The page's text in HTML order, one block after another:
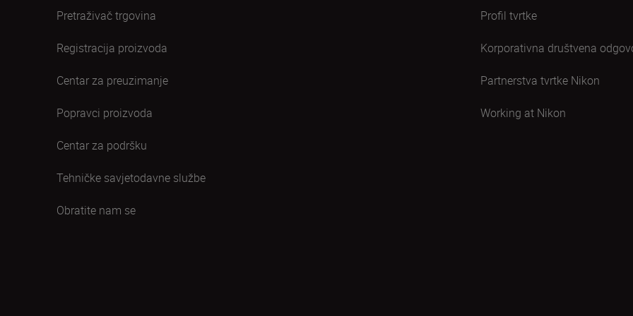
Pretraživač trgovina
Registracija proizvoda
Centar za preuzimanje
Popravci proizvoda
Centar za podršku
Tehničke savjetodavne službe
Obratite nam se
Profil tvrtke
Korporativna društvena
Partnerstva tvrtke Nikon
Working at Nikon